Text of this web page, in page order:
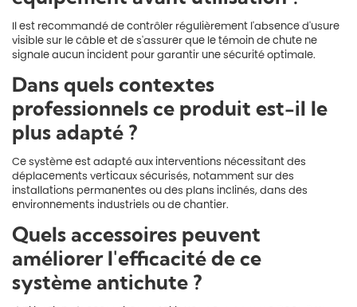
Il est recommandé de contrôler régulièrement l'absence d'usure
visible sur le câble et de s'assurer que le témoin de chute ne
signale aucun incident pour garantir une sécurité optimale.
Dans quels contextes
professionnels ce produit est-il le
plus adapté ?
Ce système est adapté aux interventions nécessitant des
déplacements verticaux sécurisés, notamment sur des
installations permanentes ou des plans inclinés, dans des
environnements industriels ou de chantier.
Quels accessoires peuvent
améliorer l'efficacité de ce
système antichute ?